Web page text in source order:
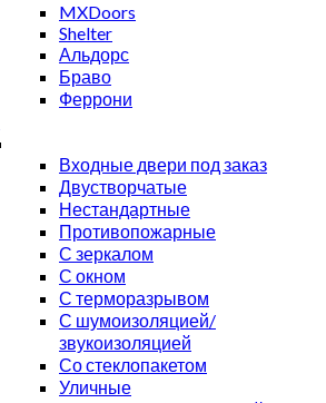
MXDoors
Shelter
Альдорс
Браво
Феррони
Входные двери под заказ
Двустворчатые
Нестандартные
Противопожарные
С зеркалом
С окном
С терморазрывом
С шумоизоляцией/
звукоизоляцией
Со стеклопакетом
Уличные